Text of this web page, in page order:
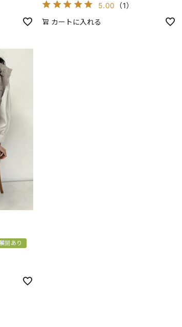
5.00 （1）
カートに入れる
開あり